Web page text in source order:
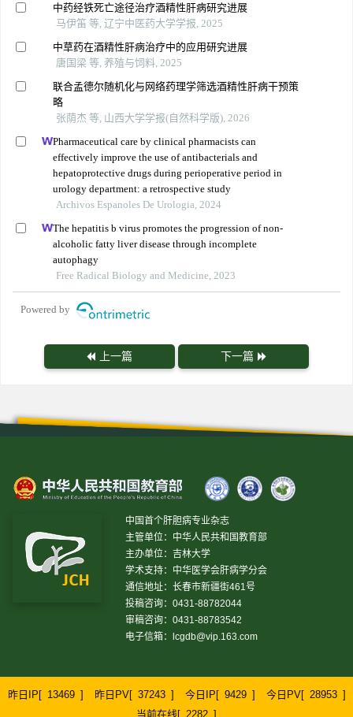
中药经铁死亡途径治疗酒精性肝病研究进展
马伊笛 等, 辽宁中医药大学学报, 2025
中草药在酒精性肝病治疗中的应用研究进展
唐国梁 等, 养殖与饲料, 2025
联合孟德尔随机化与网络药理学筛选酒精性肝病干预策
略
张荫杰 等, 山西大学学报(自然科学版), 2026
Pharmaceutical care by clinical pharmacists can
effectively improve the use of antibacterials and
hepatoprotective drugs during perioperative period in
urology department: a retrospective study
Archivos Espanoles De Urologia, 2024
The hepatitis b virus promotes the progression of non-
alcoholic fatty liver disease through incomplete
autophagy
Free Radical Biology and Medicine, 2023
Powered by
上一篇 下一篇
中国首个肝胆病专业杂志
主管单位：中华人民共和国教育部
主办单位：吉林大学
学术支持：中华医学会肝病学分会
通信地址：长春市新疆街461号
投稿咨询：0431-88782044
审稿咨询：0431-88783542
电子信箱：
lcgdb@vip.163.com
昨日IP[ 13469 ] 昨日PV[ 37243 ] 今日IP[ 9429 ] 今日PV[ 28953 ]
当前在线[ 2282 ]